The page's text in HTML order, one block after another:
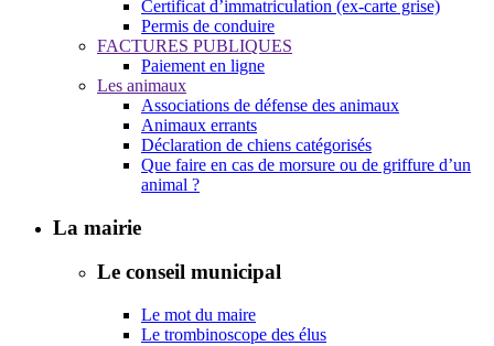
Certificat d’immatriculation (ex-carte grise)
Permis de conduire
FACTURES PUBLIQUES
Paiement en ligne
Les animaux
Associations de défense des animaux
Animaux errants
Déclaration de chiens catégorisés
Que faire en cas de morsure ou de griffure d’un
animal ?
La mairie
Le conseil municipal
Le mot du maire
Le trombinoscope des élus